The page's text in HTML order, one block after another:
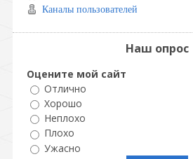
Каналы пользователей
Наш опрос
Оцените мой сайт
Отлично
Хорошо
Неплохо
Плохо
Ужасно